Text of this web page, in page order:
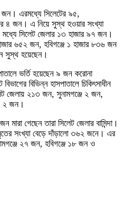
এরমধ্যে সিলেটের ৯৫,
৪ জন। এ নিয়ে সুস্থ হওয়ার সংখ্যা
সিলেট জেলার ১৩ হাজার ৯৭ জন।
৬৫২ জন, হবিগঞ্জে ১ হাজার ৮৩৬ জন
সুস্থ হয়েছেন।
ভর্তি হয়েছেন ৯ জন করোনা
বিভিন্ন হাসপাতালে চিকিৎসাধীন
জেলায় ২১৩ জন, সুনামগঞ্জে ২ জন,
২ জন।
মারা গেছেন তারা সিলেট জেলার বাসিন্দা।
সংখ্যা বেড়ে দাঁড়ালো ৩৬২ জনে। এর
২৭ জন, হবিগঞ্জে ১৮ জন ও